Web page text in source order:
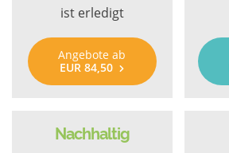
ist erledigt
Angebote ab
EUR 84,50
Nachhaltig